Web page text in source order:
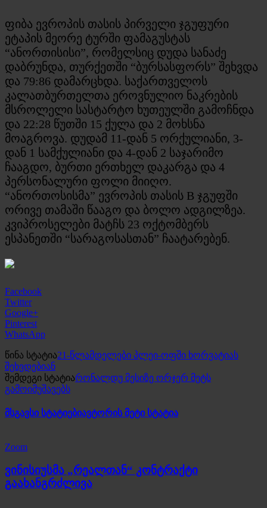
ფიბა ევროპის თასის პირველი ჯგუფური
ეტაპის მეორე ტურში ფამაგუსტას
“ანორთისისი”, რომელსიც დუდა სანაძე
დაბრუნდა, თურქეთში “ბურსასფორს” შეხვდა
და 79:86 დამარცხდა. საქართველოს
კალათბურთელთა ეროვნულიო ნაკრების
მსროლელი სასტარტო ხუთეულში გამოჩნდა
და 22:28 წუთში 15 ქულა და 2 მოხსნა
მოაგროვა. დუდამ 11-დან 5 ორქულიანი, 3-
დან 1 სამქულიანი და 4-დან 2 საჯარიმო
ჩააგდო, ბურთი ერთხელ დაკარგა და 4
პერსონალური ფოლი მიიღო.
“ანორთოსისმა” ევროპის თასის B ჯგუფში
ორივე თამაში წააგო და ბოლო ადგილზეა.
კვიპროსელები მატჩს 23 ოქტომბერს
ესპანეთში “სარაგოსასთან” ჩაატარებენ.
Facebook
Twitter
Google+
Pinterest
WhatsApp
წინა სტატია21-წლამდელები პლეი-ოფში ხორვატიას
შეხვდებიან
შემდეგი სტატიარონალდუ მესიზე ორჯერ მეტს
გამოიმუშავებს
მსგავსი სტატიებიავტორის მეტი სტატია
Zoom
ვინისიუსმა „რეალთან“ კონტრაქტი
გაახანგრძლივა